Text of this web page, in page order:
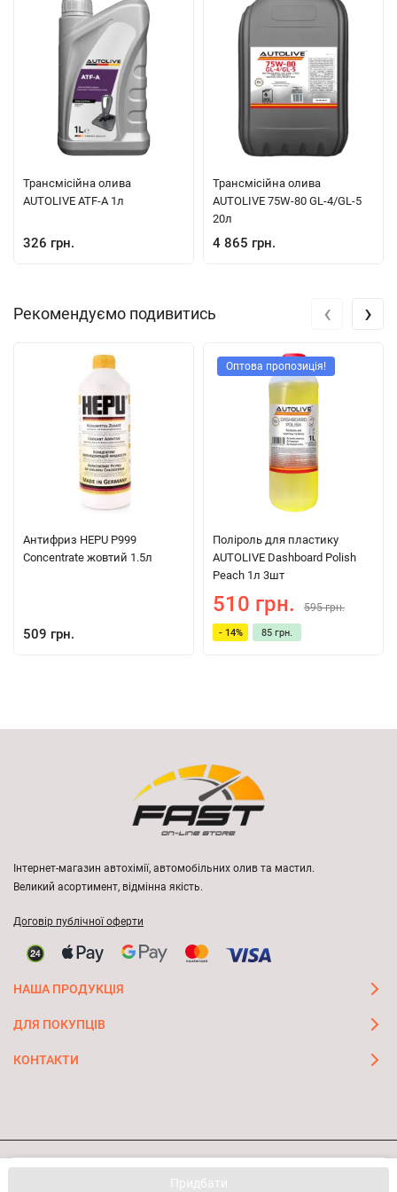
Придбати
країнах, Castrol продовжує підтримувати репутацію одного з
лідерів у сфері виробництва моторних олив, завдяки своїй
високій якості, інноваціям і різноманітності продукції, яка
відповідає потребам автомобілістів по всьому світу.
ALLISON C4, ALLISON TES 389, MAN 339 TYPE L1, MAN 339 TYPE
V1, MAN 339 TYPE Z1, MB 236.9, VOITH 55.6335.XX, VOLVO
Трансмісійна олива
AUTOLIVE ATF-A 1л
326 грн.
Трансмісійна олива
AUTOLIVE 75W-80 GL-4/GL-5
20л
4 865 грн.
Рекомендуємо подивитись
Антифриз HEPU P999
Concentrate жовтий 1.5л
509 грн.
Оптова пропозиція!
Поліроль для пластику
AUTOLIVE Dashboard Polish
Peach 1л 3шт
510 грн. 595 грн.
- 14% 85 грн.
‹ ›
Інтернет-магазин автохімії, автомобільних олив та мастил.
Великий асортимент, відмінна якість.
Договір публічної оферти
НАША ПРОДУКЦІЯ
ДЛЯ ПОКУПЦІВ
КОНТАКТИ